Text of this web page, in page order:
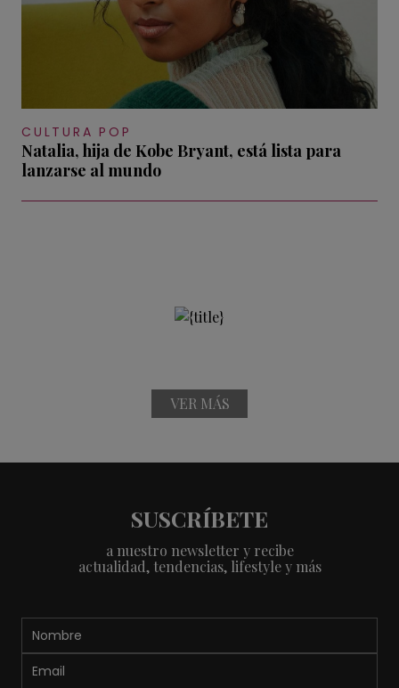
CULTURA POP
Natalia, hija de Kobe Bryant, está lista para
lanzarse al mundo
VER MÁS
SUSCRÍBETE
a nuestro newsletter y recibe
actualidad, tendencias, lifestyle y más